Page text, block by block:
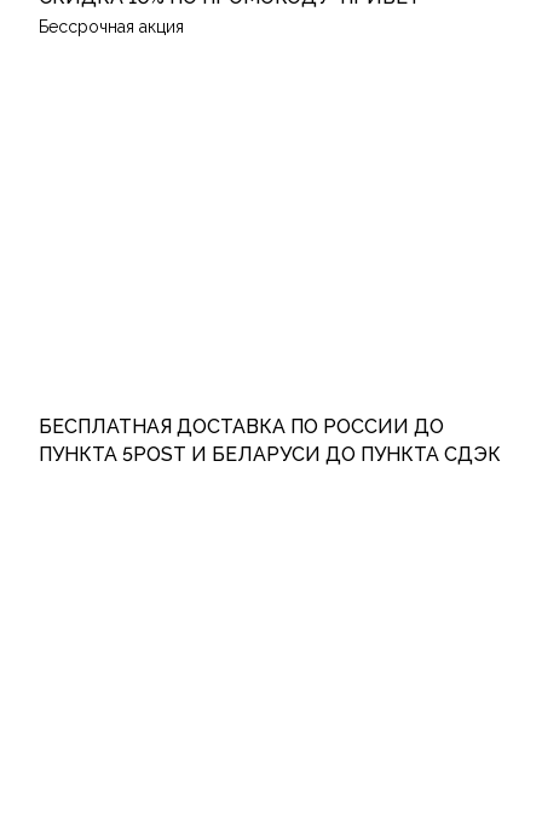
Бессрочная акция
БЕСПЛАТНАЯ ДОСТАВКА ПО РОССИИ ДО
ПУНКТА 5POST И БЕЛАРУСИ ДО ПУНКТА СДЭК